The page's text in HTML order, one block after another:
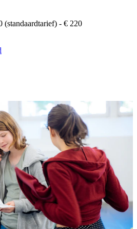
(standaardtarief) - € 220